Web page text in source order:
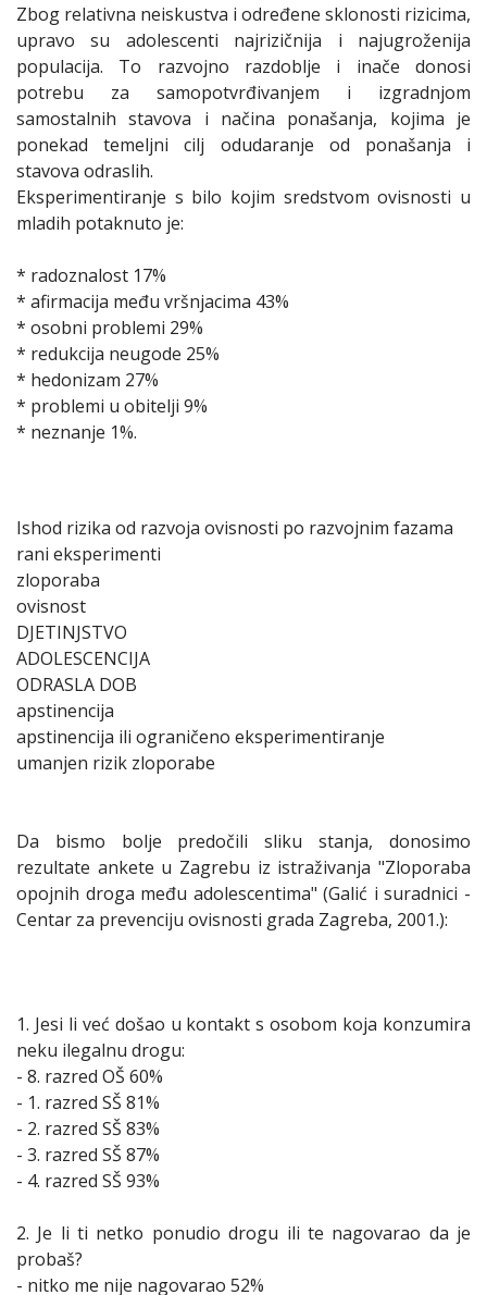
Zbog relativna neiskustva i određene sklonosti rizicima,
upravo su adolescenti najrizičnija i najugroženija
populacija. To razvojno razdoblje i inače donosi
potrebu za samopotvrđivanjem i izgradnjom
samostalnih stavova i načina ponašanja, kojima je
ponekad temeljni cilj odudaranje od ponašanja i
stavova odraslih.
Eksperimentiranje s bilo kojim sredstvom ovisnosti u
mladih potaknuto je:
* radoznalost 17%
* afirmacija među vršnjacima 43%
* osobni problemi 29%
* redukcija neugode 25%
* hedonizam 27%
* problemi u obitelji 9%
* neznanje 1%.
Ishod rizika od razvoja ovisnosti po razvojnim fazama
rani eksperimenti
zloporaba
ovisnost
DJETINJSTVO
ADOLESCENCIJA
ODRASLA DOB
apstinencija
apstinencija ili ograničeno eksperimentiranje
umanjen rizik zloporabe
Da bismo bolje predočili sliku stanja, donosimo
rezultate ankete u Zagrebu iz istraživanja "Zloporaba
opojnih droga među adolescentima" (Galić i suradnici -
Centar za prevenciju ovisnosti grada Zagreba, 2001.):
1. Jesi li već došao u kontakt s osobom koja konzumira
neku ilegalnu drogu:
- 8. razred OŠ 60%
- 1. razred SŠ 81%
- 2. razred SŠ 83%
- 3. razred SŠ 87%
- 4. razred SŠ 93%
2. Je li ti netko ponudio drogu ili te nagovarao da je
probaš?
- nitko me nije nagovarao 52%